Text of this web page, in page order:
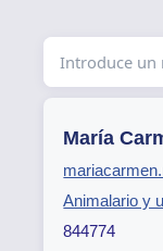
María
Animalario y
844774